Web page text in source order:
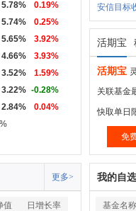
5.78%
0.19%
5.74%
0.25%
5.65%
3.92%
4.66%
3.93%
3.52%
1.59%
3.22% -0.28%
2.84%
0.04%
安信目标
活期宝
活期宝
关联基金
快取单日
免
更多>
值
日增长率
我的自
基金名称